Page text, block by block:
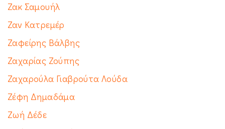
Ζακ Σαμουήλ
Ζαν Κατρεμέρ
Ζαφείρης Βάλβης
Ζαχαρίας Ζούπης
Ζαχαρούλα Γιαβρούτα Λούδα
Ζέφη Δημαδάμα
Ζωή Δέδε